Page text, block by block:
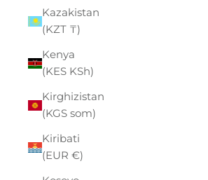
Kazakistan
(KZT ₸)
Kenya
(KES KSh)
Kirghizistan
(KGS som)
Kiribati
(EUR €)